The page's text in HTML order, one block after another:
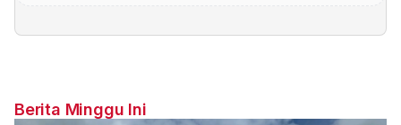
Berita Minggu Ini